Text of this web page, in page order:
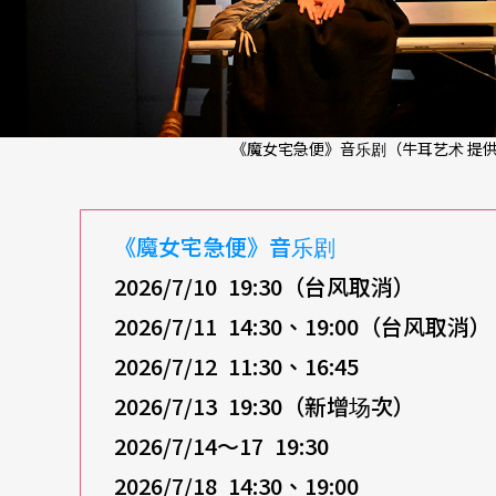
《魔女宅急便》音乐剧（牛耳艺术 提
《魔女宅急便》音乐剧
2026/7/10 19:30（台风取消）
2026/7/11 14:30、19:00（台风取消）
2026/7/12 11:30、16:45
2026/7/13 19:30（新增场次）
2026/7/14～17 19:30
2026/7/18 14:30、19:00